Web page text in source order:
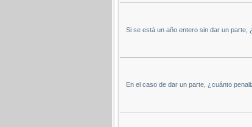
Si se está un año entero sin dar un parte,
En el caso de dar un parte, ¿cuánto